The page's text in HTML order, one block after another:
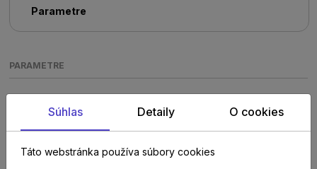
Parametre
PARAMETRE
Súhlas Detaily O cookies
Táto webstránka používa súbory cookies